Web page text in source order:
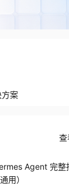
案
查
Agent 完整
用）